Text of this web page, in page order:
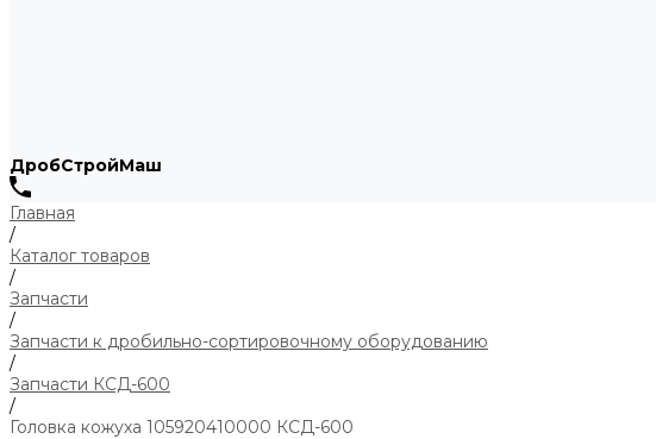
ДробСтройМаш
Главная
/
Каталог товаров
/
Запчасти
/
Запчасти к дробильно-сортировочному оборудованию
/
Запчасти КСД-600
/
Головка кожуха 105920410000 КСД-600